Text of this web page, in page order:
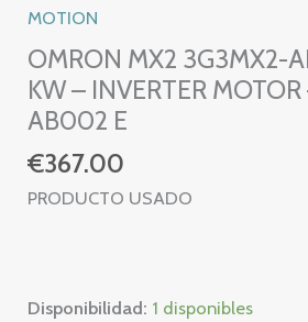
MOTION
OMRON MX2 3G3MX2-
KW – INVERTER
AB002 E
€367.00
PRODUCTO USADO
Disponibilidad: 1 disponibles